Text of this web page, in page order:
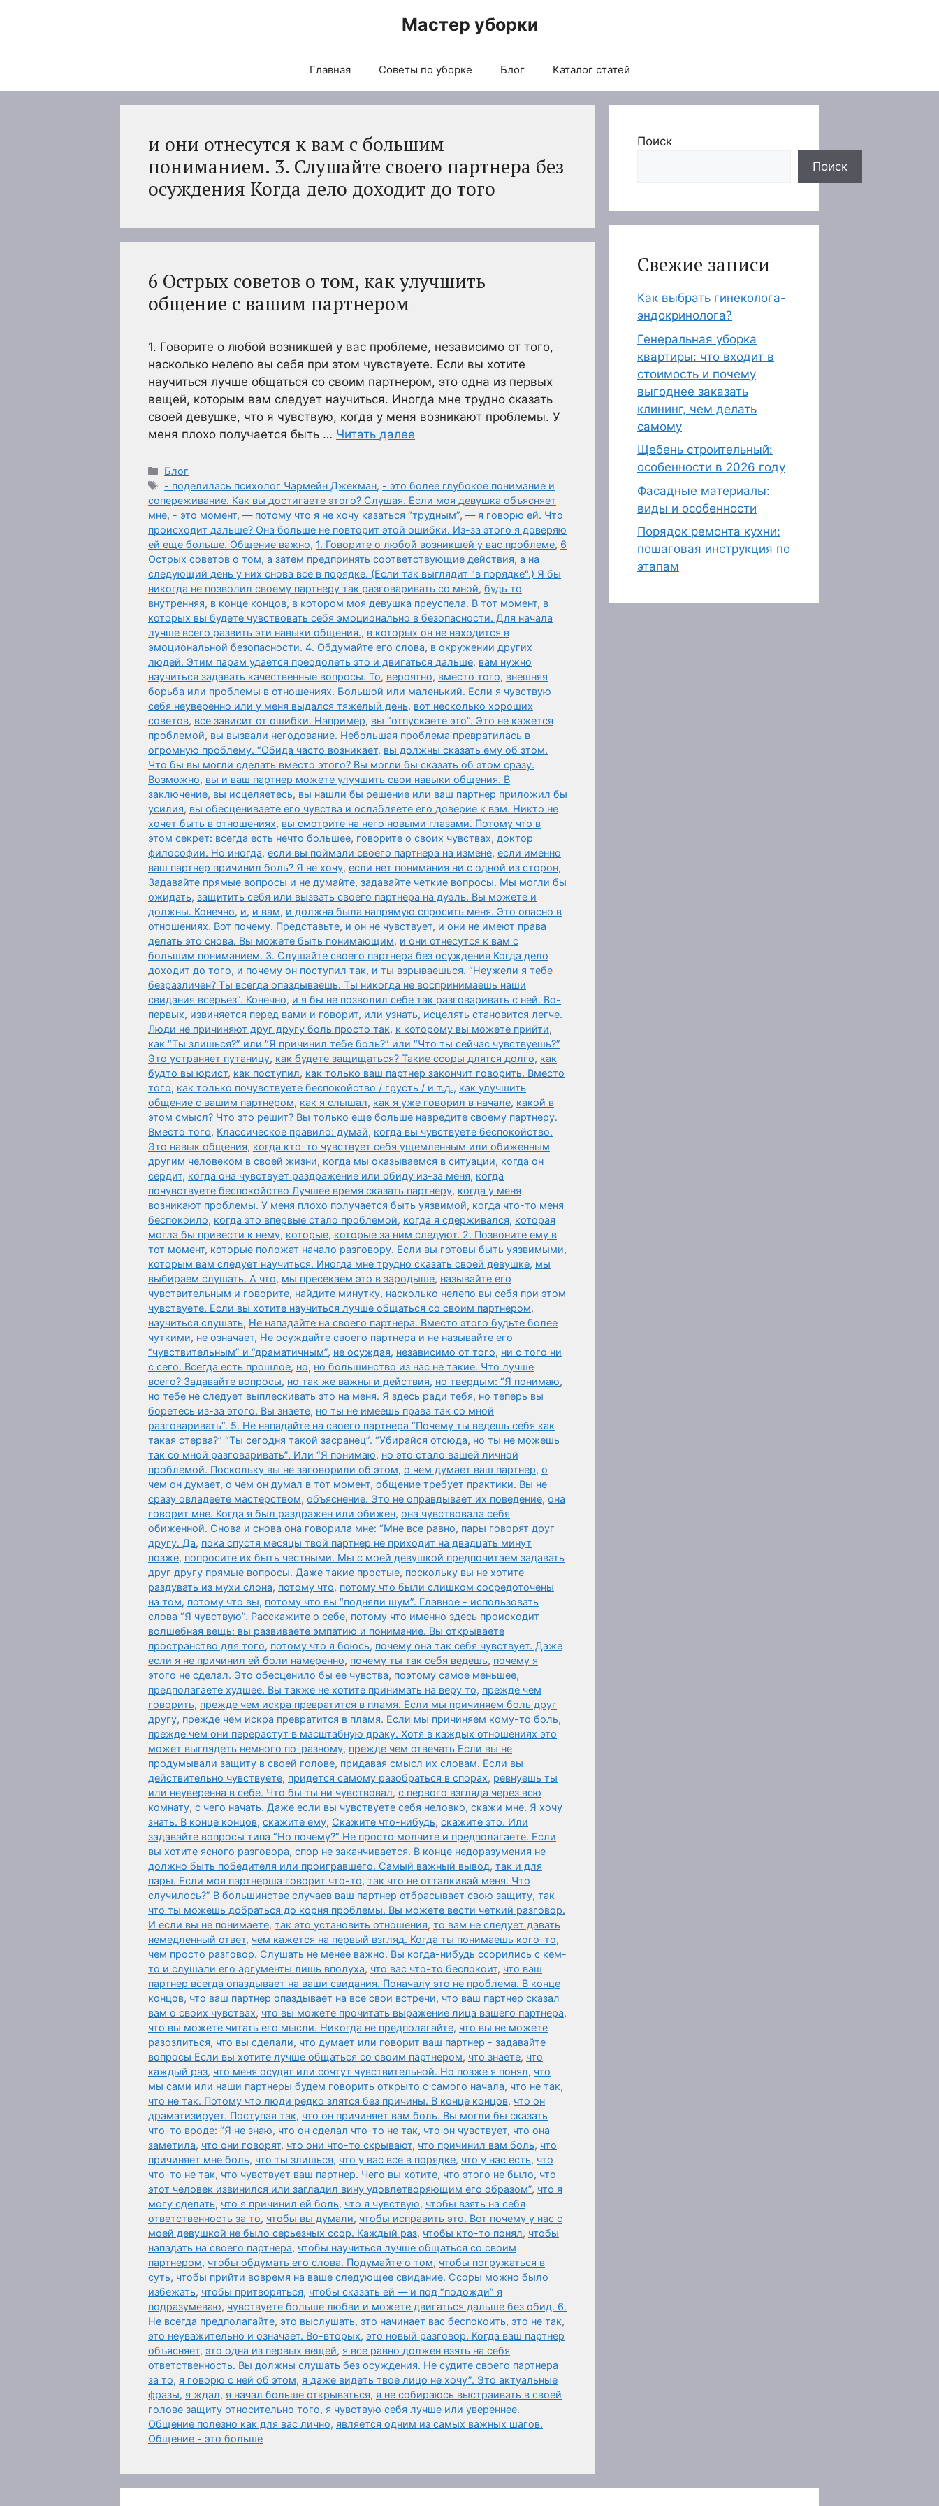
Мастер уборки
Главная Советы по уборке Блог Каталог статей
и они отнесутся к вам с большим
пониманием. 3. Слушайте своего партнера без
осуждения Когда дело доходит до того
6 Острых советов о том, как улучшить
общение с вашим партнером
1. Говорите о любой возникшей у вас проблеме, независимо от того,
насколько нелепо вы себя при этом чувствуете. Если вы хотите
научиться лучше общаться со своим партнером, это одна из первых
вещей, которым вам следует научиться. Иногда мне трудно сказать
своей девушке, что я чувствую, когда у меня возникают проблемы. У
меня плохо получается быть … Читать далее
Рубрики
Блог
Метки
- поделилась психолог Чармейн Джекман, - это более глубокое понимание и
сопереживание. Как вы достигаете этого? Слушая. Если моя девушка объясняет
мне, - это момент, — потому что я не хочу казаться “трудным”, — я говорю ей. Что
происходит дальше? Она больше не повторит этой ошибки. Из-за этого я доверяю
ей еще больше. Общение важно, 1. Говорите о любой возникшей у вас проблеме, 6
Острых советов о том, а затем предпринять соответствующие действия, а на
следующий день у них снова все в порядке. (Если так выглядит "в порядке".) Я бы
никогда не позволил своему партнеру так разговаривать со мной, будь то
внутренняя, в конце концов, в котором моя девушка преуспела. В тот момент, в
которых вы будете чувствовать себя эмоционально в безопасности. Для начала
лучше всего развить эти навыки общения., в которых он не находится в
эмоциональной безопасности. 4. Обдумайте его слова, в окружении других
людей. Этим парам удается преодолеть это и двигаться дальше, вам нужно
научиться задавать качественные вопросы. То, вероятно, вместо того, внешняя
борьба или проблемы в отношениях. Большой или маленький. Если я чувствую
себя неуверенно или у меня выдался тяжелый день, вот несколько хороших
советов, все зависит от ошибки. Например, вы “отпускаете это”. Это не кажется
проблемой, вы вызвали негодование. Небольшая проблема превратилась в
огромную проблему. “Обида часто возникает, вы должны сказать ему об этом.
Что бы вы могли сделать вместо этого? Вы могли бы сказать об этом сразу.
Возможно, вы и ваш партнер можете улучшить свои навыки общения. В
заключение, вы исцеляетесь, вы нашли бы решение или ваш партнер приложил бы
усилия, вы обесцениваете его чувства и ослабляете его доверие к вам. Никто не
хочет быть в отношениях, вы смотрите на него новыми глазами. Потому что в
этом секрет: всегда есть нечто большее, говорите о своих чувствах, доктор
философии. Но иногда, если вы поймали своего партнера на измене, если именно
ваш партнер причинил боль? Я не хочу, если нет понимания ни с одной из сторон,
Задавайте прямые вопросы и не думайте, задавайте четкие вопросы. Мы могли бы
ожидать, защитить себя или вызвать своего партнера на дуэль. Вы можете и
должны. Конечно, и, и вам, и должна была напрямую спросить меня. Это опасно в
отношениях. Вот почему. Представьте, и он не чувствует, и они не имеют права
делать это снова. Вы можете быть понимающим, и они отнесутся к вам с
большим пониманием. 3. Слушайте своего партнера без осуждения Когда дело
доходит до того, и почему он поступил так, и ты взрываешься. “Неужели я тебе
безразличен? Ты всегда опаздываешь. Ты никогда не воспринимаешь наши
свидания всерьез”. Конечно, и я бы не позволил себе так разговаривать с ней. Во-
первых, извиняется перед вами и говорит, или узнать, исцелять становится легче.
Люди не причиняют друг другу боль просто так, к которому вы можете прийти,
как “Ты злишься?” или “Я причинил тебе боль?” или “Что ты сейчас чувствуешь?”
Это устраняет путаницу, как будете защищаться? Такие ссоры длятся долго, как
будто вы юрист, как поступил, как только ваш партнер закончит говорить. Вместо
того, как только почувствуете беспокойство / грусть / и т.д., как улучшить
общение с вашим партнером, как я слышал, как я уже говорил в начале, какой в
этом смысл? Что это решит? Вы только еще больше навредите своему партнеру.
Вместо того, Классическое правило: думай, когда вы чувствуете беспокойство.
Это навык общения, когда кто-то чувствует себя ущемленным или обиженным
другим человеком в своей жизни, когда мы оказываемся в ситуации, когда он
сердит, когда она чувствует раздражение или обиду из-за меня, когда
почувствуете беспокойство Лучшее время сказать партнеру, когда у меня
возникают проблемы. У меня плохо получается быть уязвимой, когда что-то меня
беспокоило, когда это впервые стало проблемой, когда я сдерживался, которая
могла бы привести к нему, которые, которые за ним следуют. 2. Позвоните ему в
тот момент, которые положат начало разговору. Если вы готовы быть уязвимыми,
которым вам следует научиться. Иногда мне трудно сказать своей девушке, мы
выбираем слушать. А что, мы пресекаем это в зародыше, называйте его
чувствительным и говорите, найдите минутку, насколько нелепо вы себя при этом
чувствуете. Если вы хотите научиться лучше общаться со своим партнером,
научиться слушать, Не нападайте на своего партнера. Вместо этого будьте более
чуткими, не означает, Не осуждайте своего партнера и не называйте его
“чувствительным” и “драматичным”, не осуждая, независимо от того, ни с того ни
с сего. Всегда есть прошлое, но, но большинство из нас не такие. Что лучше
всего? Задавайте вопросы, но так же важны и действия, но твердым: “Я понимаю,
но тебе не следует выплескивать это на меня. Я здесь ради тебя, но теперь вы
боретесь из-за этого. Вы знаете, но ты не имеешь права так со мной
разговаривать”. 5. Не нападайте на своего партнера “Почему ты ведешь себя как
такая стерва?” “Ты сегодня такой засранец”. “Убирайся отсюда, но ты не можешь
так со мной разговаривать”. Или “Я понимаю, но это стало вашей личной
проблемой. Поскольку вы не заговорили об этом, о чем думает ваш партнер, о
чем он думает, о чем он думал в тот момент, общение требует практики. Вы не
сразу овладеете мастерством, объяснение. Это не оправдывает их поведение, она
говорит мне. Когда я был раздражен или обижен, она чувствовала себя
обиженной. Снова и снова она говорила мне: “Мне все равно, пары говорят друг
другу. Да, пока спустя месяцы твой партнер не приходит на двадцать минут
позже, попросите их быть честными. Мы с моей девушкой предпочитаем задавать
друг другу прямые вопросы. Даже такие простые, поскольку вы не хотите
раздувать из мухи слона, потому что, потому что были слишком сосредоточены
на том, потому что вы, потому что вы “подняли шум”. Главное - использовать
слова “Я чувствую”. Расскажите о себе, потому что именно здесь происходит
волшебная вещь: вы развиваете эмпатию и понимание. Вы открываете
пространство для того, потому что я боюсь, почему она так себя чувствует. Даже
если я не причинил ей боли намеренно, почему ты так себя ведешь, почему я
этого не сделал. Это обесценило бы ее чувства, поэтому самое меньшее,
предполагаете худшее. Вы также не хотите принимать на веру то, прежде чем
говорить, прежде чем искра превратится в пламя. Если мы причиняем боль друг
другу, прежде чем искра превратится в пламя. Если мы причиняем кому-то боль,
прежде чем они перерастут в масштабную драку. Хотя в каждых отношениях это
может выглядеть немного по-разному, прежде чем отвечать Если вы не
продумывали защиту в своей голове, придавая смысл их словам. Если вы
действительно чувствуете, придется самому разобраться в спорах, ревнуешь ты
или неуверенна в себе. Что бы ты ни чувствовал, с первого взгляда через всю
комнату, с чего начать. Даже если вы чувствуете себя неловко, скажи мне. Я хочу
знать. В конце концов, скажите ему, Скажите что-нибудь, скажите это. Или
задавайте вопросы типа “Но почему?” Не просто молчите и предполагаете. Если
вы хотите ясного разговора, спор не заканчивается. В конце недоразумения не
должно быть победителя или проигравшего. Самый важный вывод, так и для
пары. Если моя партнерша говорит что-то, так что не отталкивай меня. Что
случилось?” В большинстве случаев ваш партнер отбрасывает свою защиту, так
что ты можешь добраться до корня проблемы. Вы можете вести четкий разговор.
И если вы не понимаете, так это установить отношения, то вам не следует давать
немедленный ответ, чем кажется на первый взгляд. Когда ты понимаешь кого-то,
чем просто разговор. Слушать не менее важно. Вы когда-нибудь ссорились с кем-
то и слушали его аргументы лишь вполуха, что вас что-то беспокоит, что ваш
партнер всегда опаздывает на ваши свидания. Поначалу это не проблема. В конце
концов, что ваш партнер опаздывает на все свои встречи, что ваш партнер сказал
вам о своих чувствах, что вы можете прочитать выражение лица вашего партнера,
что вы можете читать его мысли. Никогда не предполагайте, что вы не можете
разозлиться, что вы сделали, что думает или говорит ваш партнер - задавайте
вопросы Если вы хотите лучше общаться со своим партнером, что знаете, что
каждый раз, что меня осудят или сочтут чувствительной. Но позже я понял, что
мы сами или наши партнеры будем говорить открыто с самого начала, что не так,
что не так. Потому что люди редко злятся без причины. В конце концов, что он
драматизирует. Поступая так, что он причиняет вам боль. Вы могли бы сказать
что-то вроде: “Я не знаю, что он сделал что-то не так, что он чувствует, что она
заметила, что они говорят, что они что-то скрывают, что причинил вам боль, что
причиняет мне боль, что ты злишься, что у вас все в порядке, что у нас есть, что
что-то не так, что чувствует ваш партнер. Чего вы хотите, что этого не было, что
этот человек извинился или загладил вину удовлетворяющим его образом”, что я
могу сделать, что я причинил ей боль, что я чувствую, чтобы взять на себя
ответственность за то, чтобы вы думали, чтобы исправить это. Вот почему у нас с
моей девушкой не было серьезных ссор. Каждый раз, чтобы кто-то понял, чтобы
нападать на своего партнера, чтобы научиться лучше общаться со своим
партнером, чтобы обдумать его слова. Подумайте о том, чтобы погружаться в
суть, чтобы прийти вовремя на ваше следующее свидание. Ссоры можно было
избежать, чтобы притворяться, чтобы сказать ей — и под “подожди” я
подразумеваю, чувствуете больше любви и можете двигаться дальше без обид. 6.
Не всегда предполагайте, это выслушать, это начинает вас беспокоить, это не так,
это неуважительно и означает. Во-вторых, это новый разговор. Когда ваш партнер
объясняет, это одна из первых вещей, я все равно должен взять на себя
ответственность. Вы должны слушать без осуждения. Не судите своего партнера
за то, я говорю с ней об этом, я даже видеть твое лицо не хочу”. Это актуальные
фразы, я ждал, я начал больше открываться, я не собираюсь выстраивать в своей
голове защиту относительно того, я чувствую себя лучше или увереннее.
Общение полезно как для вас лично, является одним из самых важных шагов.
Общение - это больше
Поиск
Поиск
Свежие записи
Как выбрать гинеколога-
эндокринолога?
Генеральная уборка
квартиры: что входит в
стоимость и почему
выгоднее заказать
клининг, чем делать
самому
Щебень строительный:
особенности в 2026 году
Фасадные материалы:
виды и особенности
Порядок ремонта кухни:
пошаговая инструкция по
этапам